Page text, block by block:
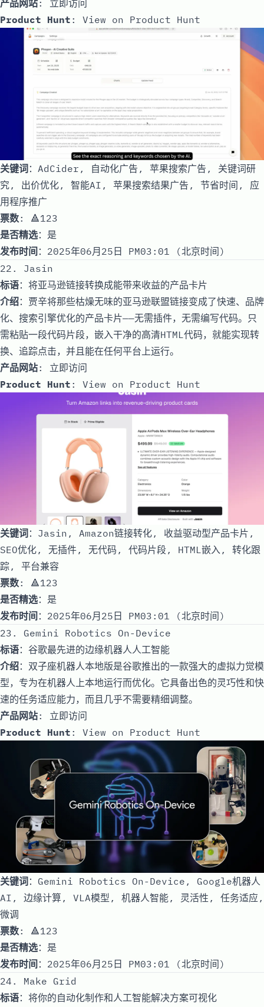
产品网站: 立即访问
Product Hunt : View on Product Hunt
关键词：AdCider, 自动化广告, 苹果搜索广告, 关键词研
究, 出价优化, 智能AI, 苹果搜索结果广告, 节省时间, 应
用程序推广
票数: 🔺123
是否精选：是
发布时间 ：2025年06月25日 PM03:01 (北京时间)
22. Jasin
标语：将亚马逊链接转换成能带来收益的产品卡片
介绍：贾辛将那些枯燥无味的亚马逊联盟链接变成了快速、品牌
化、搜索引擎优化的产品卡片——无需插件，无需编写代码。只
需粘贴一段代码片段，嵌入干净的高清HTML代码，就能实现转
换、追踪点击，并且能在任何平台上运行。
产品网站: 立即访问
Product Hunt : View on Product Hunt
关键词：Jasin, Amazon链接转化, 收益驱动型产品卡片,
SEO优化, 无插件, 无代码, 代码片段, HTML嵌入, 转化跟
踪, 平台兼容
票数: 🔺123
是否精选：是
发布时间 ：2025年06月25日 PM03:01 (北京时间)
23. Gemini Robotics On-Device
标语：谷歌最先进的边缘机器人人工智能
介绍：双子座机器人本地版是谷歌推出的一款强大的虚拟力觉模
型，专为在机器人上本地运行而优化。它具备出色的灵巧性和快
速的任务适应能力，而且几乎不需要精细调整。
产品网站: 立即访问
Product Hunt : View on Product Hunt
关键词：Gemini Robotics On-Device, Google机器人
AI, 边缘计算, VLA模型, 机器人智能, 灵活性, 任务适应,
微调
票数: 🔺123
是否精选：是
发布时间 ：2025年06月25日 PM03:01 (北京时间)
24. Make Grid
标语：将你的自动化制作和人工智能解决方案可视化